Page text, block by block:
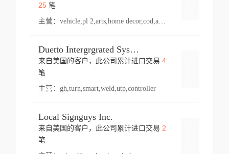
25笔
主营： vehicle,pl 2,arts,home decor,cod,amusement ride,sea
Duetto Intergrgrated Systems Inc.
来自美国的客户，此公司累计进口交易 4
笔
主营： gh,turn,smart,weld,utp,controller
Local Signguys Inc.
来自美国的客户，此公司累计进口交易 2
笔